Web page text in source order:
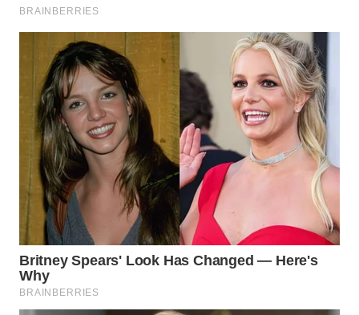
KARO
WN
SIMALUNGUN
WN
LABUHANBATU
WN
TAPANULI
TENGAH
WN DELI
SERDANG